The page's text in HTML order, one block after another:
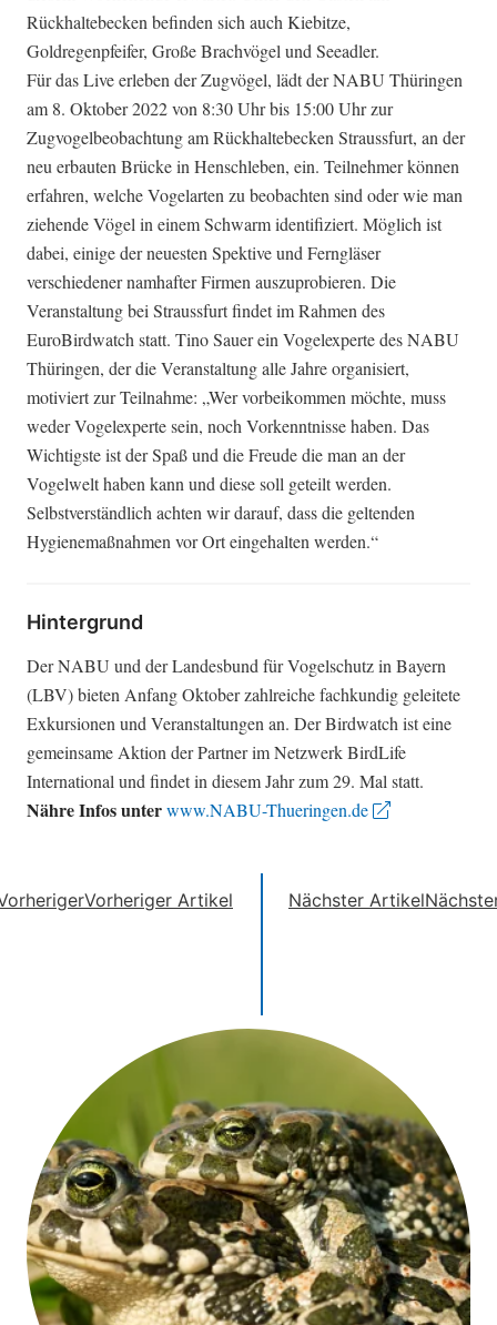
Rückhaltebecken befinden sich auch Kiebitze,
Goldregenpfeifer, Große Brachvögel und Seeadler.
Für das Live erleben der Zugvögel, lädt der NABU Thüringen
am 8. Oktober 2022 von 8:30 Uhr bis 15:00 Uhr zur
Zugvogelbeobachtung am Rückhaltebecken Straussfurt, an der
neu erbauten Brücke in Henschleben, ein. Teilnehmer können
erfahren, welche Vogelarten zu beobachten sind oder wie man
ziehende Vögel in einem Schwarm identifiziert. Möglich ist
dabei, einige der neuesten Spektive und Ferngläser
verschiedener namhafter Firmen auszuprobieren. Die
Veranstaltung bei Straussfurt findet im Rahmen des
EuroBirdwatch statt. Tino Sauer ein Vogelexperte des NABU
Thüringen, der die Veranstaltung alle Jahre organisiert,
motiviert zur Teilnahme: „Wer vorbeikommen möchte, muss
weder Vogelexperte sein, noch Vorkenntnisse haben. Das
Wichtigste ist der Spaß und die Freude die man an der
Vogelwelt haben kann und diese soll geteilt werden.
Selbstverständlich achten wir darauf, dass die geltenden
Hygienemaßnahmen vor Ort eingehalten werden.“
Hintergrund
Der NABU und der Landesbund für Vogelschutz in Bayern
(LBV) bieten Anfang Oktober zahlreiche fachkundig geleitete
Exkursionen und Veranstaltungen an. Der Birdwatch ist eine
gemeinsame Aktion der Partner im Netzwerk BirdLife
International und findet in diesem Jahr zum 29. Mal statt.
Nähre Infos unterwww.NABU-Thueringen.de
Vorheriger Artikel Nächster Artikel